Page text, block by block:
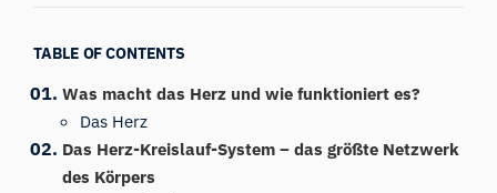
TABLE OF CONTENTS
Was macht das Herz und wie funktioniert es?
Das Herz
Das Herz-Kreislauf-System – das größte Netzwerk
des Körpers